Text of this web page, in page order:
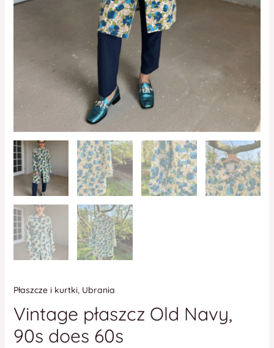
Płaszcze i kurtki, Ubrania
Vintage płaszcz Old Navy,
90s does 60s